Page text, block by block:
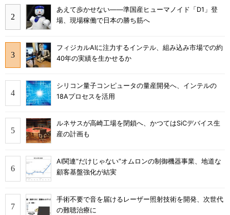
あえて歩かせない――準国産ヒューマノイド「D1」登
場、現場稼働で日本の勝ち筋へ
フィジカルAIに注力するインテル、組み込み市場での約
40年の実績を生かせるか
シリコン量子コンピュータの量産開発へ、インテルの
18Aプロセスを活用
ルネサスが高崎工場を閉鎖へ、かつてはSiCデバイス生
産の計画も
AI関連“だけじゃない”オムロンの制御機器事業、地道な
顧客基盤強化が結実
手術不要で音を届けるレーザー照射技術を開発、次世代
の難聴治療に